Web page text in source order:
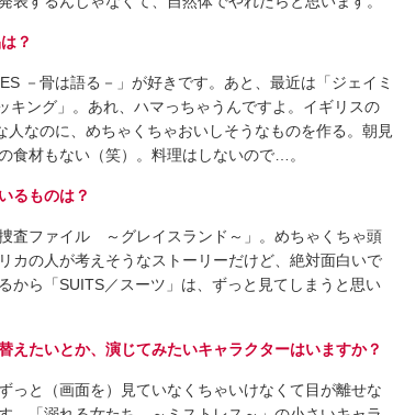
？
－骨は語る－」が好きです。あと、最近は「ジェイミ
キング」。あれ、ハマっちゃうんですよ。イギリスの
人なのに、めちゃくちゃおいしそうなものを作る。朝見
食材もない（笑）。料理はしないので…。
るものは？
査ファイル ～グレイスランド～」。めちゃくちゃ頭
カの人が考えそうなストーリーだけど、絶対面白いで
から「SUITS／スーツ」は、ずっと見てしまうと思い
たいとか、演じてみたいキャラクターはいますか？
と（画面を）見ていなくちゃいけなくて目が離せな